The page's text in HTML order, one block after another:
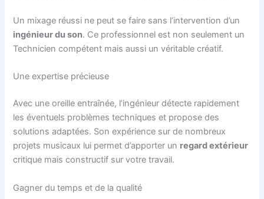
Un mixage réussi ne peut se faire sans l’intervention d’un
ingénieur du son. Ce professionnel est non seulement un
Technicien compétent mais aussi un véritable créatif.
Une expertise précieuse
Avec une oreille entraînée, l’ingénieur détecte rapidement
les éventuels problèmes techniques et propose des
solutions adaptées. Son expérience sur de nombreux
projets musicaux lui permet d’apporter un regard extérieur
critique mais constructif sur votre travail.
Gagner du temps et de la qualité